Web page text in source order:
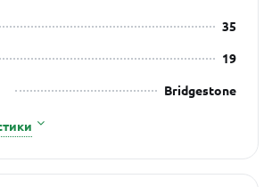
35
19
Bridgestone